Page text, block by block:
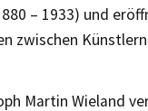
– 1933) und
zwischen
Martin Wieland